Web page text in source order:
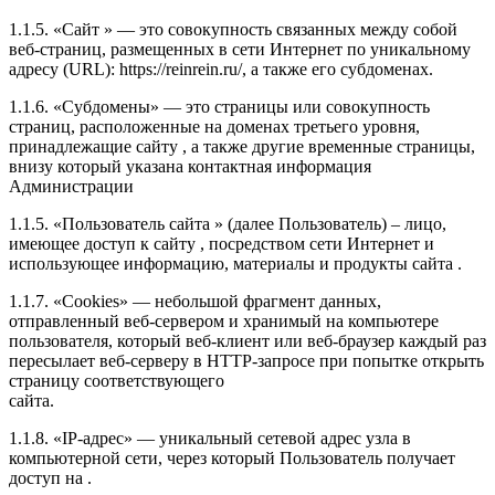
1.1.5. «Сайт » — это совокупность связанных между собой
веб-страниц, размещенных в сети Интернет по уникальному
адресу (URL): https://reinrein.ru/, а также его субдоменах.
1.1.6. «Субдомены» — это страницы или совокупность
страниц, расположенные на доменах третьего уровня,
принадлежащие сайту , а также другие временные страницы,
внизу который указана контактная информация
Администрации
1.1.5. «Пользователь сайта » (далее Пользователь) – лицо,
имеющее доступ к сайту , посредством сети Интернет и
использующее информацию, материалы и продукты сайта .
1.1.7. «Cookies» — небольшой фрагмент данных,
отправленный веб-сервером и хранимый на компьютере
пользователя, который веб-клиент или веб-браузер каждый раз
пересылает веб-серверу в HTTP-запросе при попытке открыть
страницу соответствующего
сайта.
1.1.8. «IP-адрес» — уникальный сетевой адрес узла в
компьютерной сети, через который Пользователь получает
доступ на .